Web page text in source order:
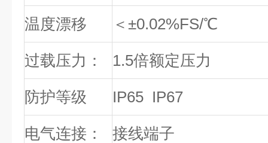
温度漂移 ＜±0.02%FS/℃
过载压力： 1.5倍额定压力
防护等级 IP65 IP67
电气连接： 接线端子